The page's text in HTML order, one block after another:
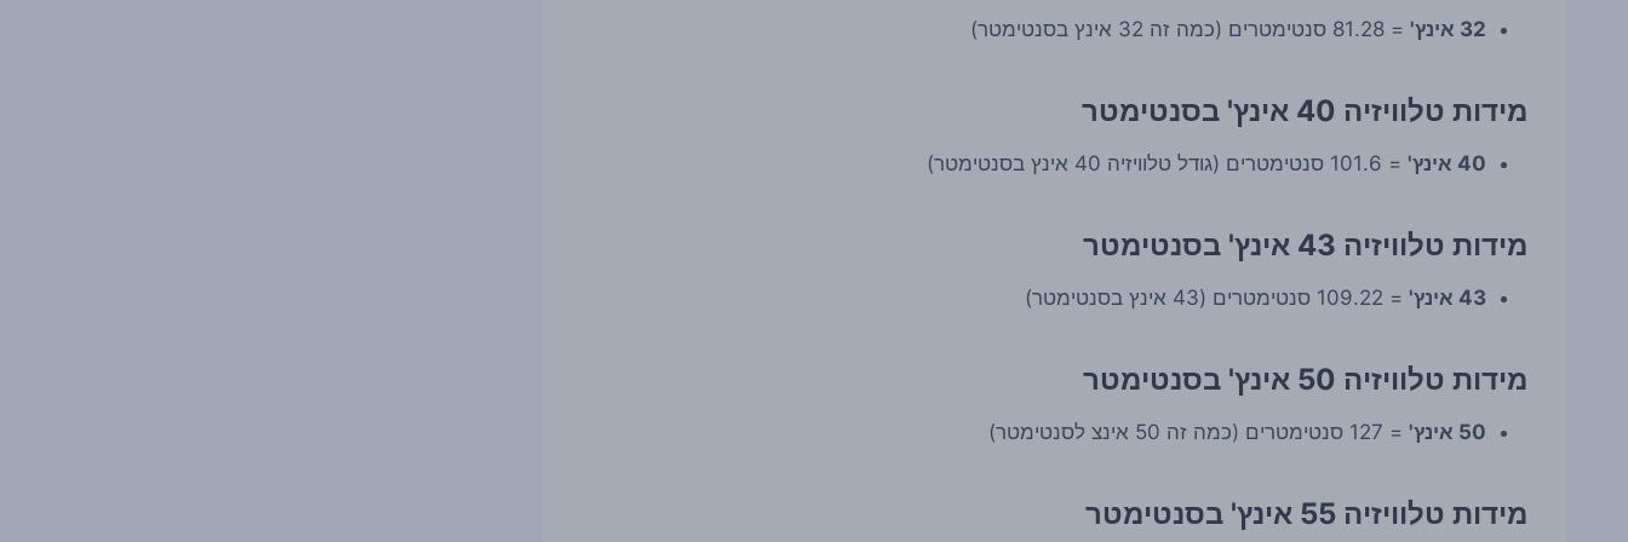
32 אינץ' = 81.28 סנטימטרים (כמה זה 32 אינץ בסנטימטר)
מידות טלוויזיה 40 אינץ' בסנטימטר
40 אינץ' = 101.6 סנטימטרים (גודל טלוויזיה 40 אינץ בסנטימטר)
מידות טלוויזיה 43 אינץ' בסנטימטר
43 אינץ' = 109.22 סנטימטרים (43 אינץ בסנטימטר)
מידות טלוויזיה 50 אינץ' בסנטימטר
50 אינץ' = 127 סנטימטרים (כמה זה 50 אינצ לסנטימטר)
מידות טלוויזיה 55 אינץ' בסנטימטר